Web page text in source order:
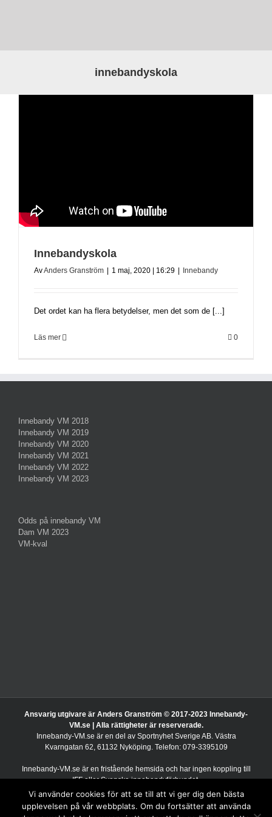
innebandyskola
Innebandyskola
AvAnders Granström 1 maj, 2020 | 16:29 Innebandy
Det ordet kan ha flera betydelser, men det som de [...]
Läs mer 0
Innebandy VM 2018
Innebandy VM 2019
Innebandy VM 2020
Innebandy VM 2021
Innebandy VM 2022
Innebandy VM 2023
Odds på innebandy VM
Dam VM 2023
VM-kval
Ansvarig utgivare är Anders Granström © 2017-2023 Innebandy-
VM.se | Alla rättigheter är reserverade.
Innebandy-VM.se är en del av Sportnyhet Sverige AB. Västra
Kvarngatan 62, 61132 Nyköping. Telefon: 079-3395109
Innebandy-VM.se är en fristående hemsida och har ingen koppling till
IFF eller Svenska innebandyförbundet.
Spela ansvarsfullt
Vi använder cookies för att se till att vi ger dig den bästa
upplevelsen på vår webbplats. Om du fortsätter att använda